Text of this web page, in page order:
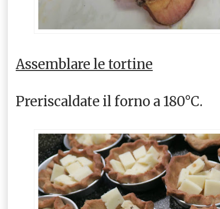
Assemblare le tortine
Preriscaldate il forno a 180°C.